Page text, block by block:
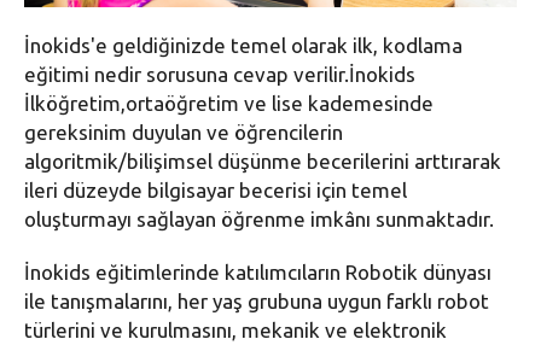
İnokids'e geldiğinizde temel olarak ilk, kodlama
eğitimi nedir sorusuna cevap verilir.İnokids
İlköğretim,ortaöğretim ve lise kademesinde
gereksinim duyulan ve öğrencilerin
algoritmik/bilişimsel düşünme becerilerini arttırarak
ileri düzeyde bilgisayar becerisi için temel
oluşturmayı sağlayan öğrenme imkânı sunmaktadır.
İnokids eğitimlerinde katılımcıların Robotik dünyası
ile tanışmalarını, her yaş grubuna uygun farklı robot
türlerini ve kurulmasını, mekanik ve elektronik